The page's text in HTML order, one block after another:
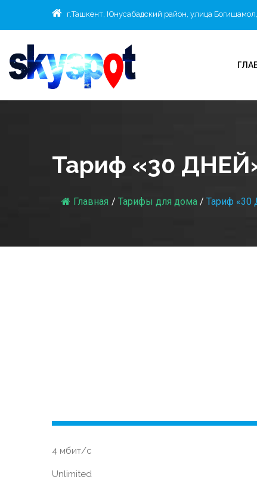
г.Ташкент, Юнусабадский район, улица
Тариф «30
Главная / Тарифы для дома / Тариф «30
4 мбит/с
Unlimited